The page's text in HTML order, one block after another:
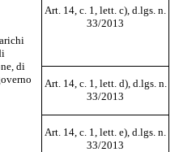
di
Art. 14, c. 1, lett. c), d.lgs. n.
33/2013
Art. 14, c. 1, lett. d), d.lgs. n.
33/2013
Art. 14, c. 1, lett. e), d.lgs. n.
33/2013